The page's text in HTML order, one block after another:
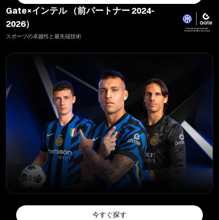
Gate×インテル （前パートナー 2024-
2026）
スポーツの卓越性と最先端技術
今すぐ探す